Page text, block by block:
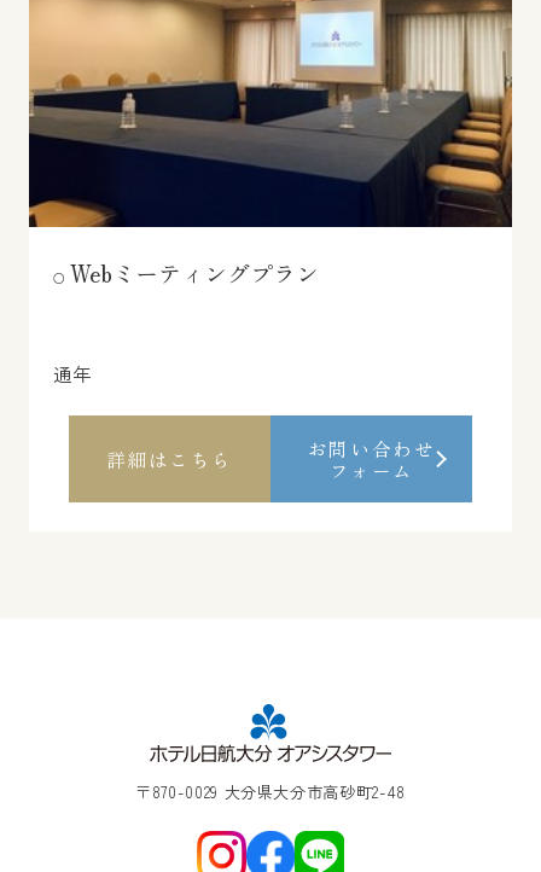
Webミーティングプラン
通年
詳細はこちら
お問い合わせ
フォーム
〒870-0029 大分県大分市高砂町2-48